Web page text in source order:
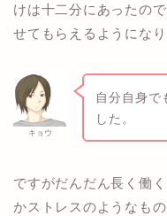
けは十二分にあったの
せてもらえるようになり
キョウ
自分自身で
した。
ですがだんだん長く働
かストレスのようなも